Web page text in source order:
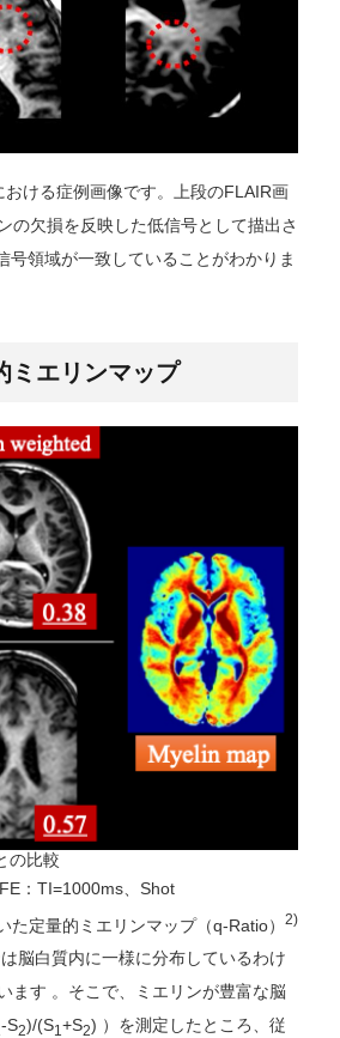
ける症例画像です。上段のFLAIR画
の欠損を反映した低信号として描出さ
領域が一致していることがわかりま
ミエリンマップ
の比較
：TI=1000ms、Shot
定量的ミエリンマップ（q-Ratio）
2)
脳白質内に一様に分布しているわけ
ます 。そこで、ミエリンが豊富な脳
-S2)/(S1 +S2) ）を測定したところ、従